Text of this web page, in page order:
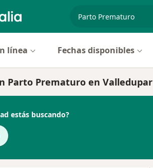
línea Fechas disponibles
Parto Prematuro en Valledupar
estás buscando?